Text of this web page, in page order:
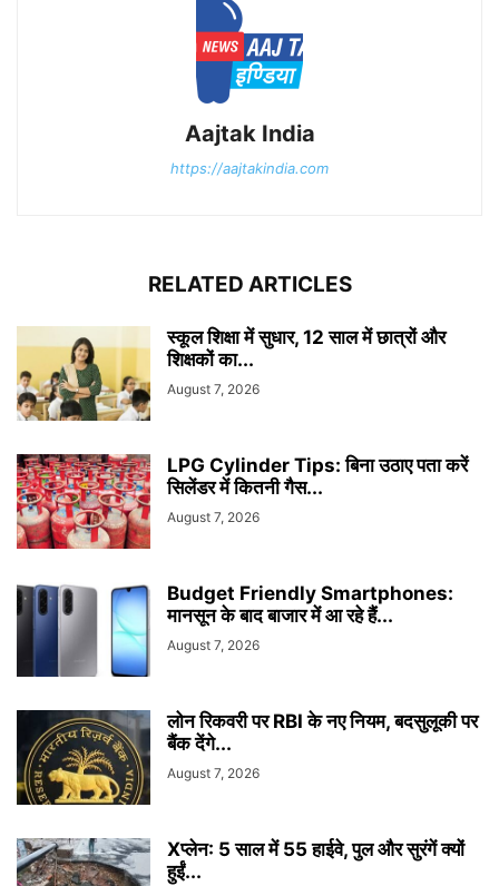
Aajtak India
https://aajtakindia.com
RELATED ARTICLES
स्कूल शिक्षा में सुधार, 12 साल में छात्रों और
शिक्षकों का...
August 7, 2026
LPG Cylinder Tips: बिना उठाए पता करें
सिलेंडर में कितनी गैस...
August 7, 2026
Budget Friendly Smartphones:
मानसून के बाद बाजार में आ रहे हैं...
August 7, 2026
लोन रिकवरी पर RBI के नए नियम, बदसुलूकी पर
बैंक देंगे...
August 7, 2026
Xप्लेन: 5 साल में 55 हाईवे, पुल और सुरंगें क्यों
हुईं...